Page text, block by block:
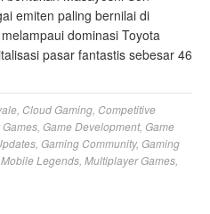
emiten paling bernilai di
dominasi Toyota
pasar fantastis sebesar 46
Cloud Gaming Competitive
Games Game Development, Game
Gaming Community, Gaming
Mobile Legends Multiplayer Games